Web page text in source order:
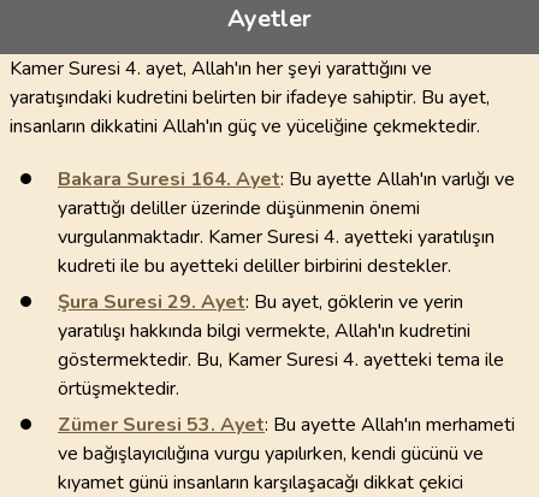
Ayetler
Kamer Suresi 4. ayet, Allah'ın her şeyi yarattığını ve
yaratışındaki kudretini belirten bir ifadeye sahiptir. Bu ayet,
insanların dikkatini Allah'ın güç ve yüceliğine çekmektedir.
Bakara Suresi 164. Ayet: Bu ayette Allah'ın varlığı ve
yarattığı deliller üzerinde düşünmenin önemi
vurgulanmaktadır. Kamer Suresi 4. ayetteki yaratılışın
kudreti ile bu ayetteki deliller birbirini destekler.
Şura Suresi 29. Ayet: Bu ayet, göklerin ve yerin
yaratılışı hakkında bilgi vermekte, Allah'ın kudretini
göstermektedir. Bu, Kamer Suresi 4. ayetteki tema ile
örtüşmektedir.
Zümer Suresi 53. Ayet: Bu ayette Allah'ın merhameti
ve bağışlayıcılığına vurgu yapılırken, kendi gücünü ve
kıyamet günü insanların karşılaşacağı dikkat çekici